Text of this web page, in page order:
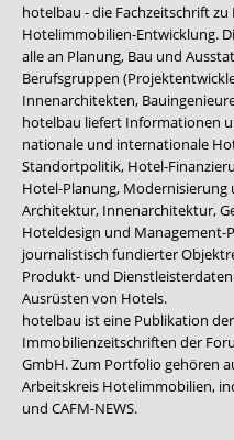
hotelbau - die Fachzeitschrift
Hotelimmobilien-Entwicklung.
alle an Planung, Bau und
Berufsgruppen
Innenarchitekten,
hotelbau liefert Informationen
nationale und internationale
Standortpolitik, Hotel-
Hotel-Planung,
Architektur, Innenarchitektur,
Hoteldesign und
journalistisch fundierter
Produkt- und
Ausrüsten von Hotels.
hotelbau ist eine Publikation
Immobilienzeitschriften der
GmbH. Zum Portfolio gehören
Arbeitskreis Hotelimmobilien,
und CAFM-NEWS.